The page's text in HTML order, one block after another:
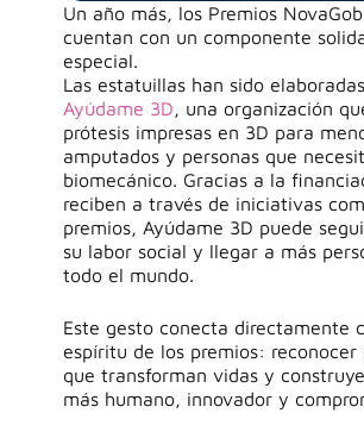
Un año más, los Premios
cuentan con un componente
especial.
Las estatuillas han sido
Ayúdame 3D, una organización
prótesis impresas en 3D para
amputados y personas que
biomecánico. Gracias a la
reciben a través de iniciativas
premios, Ayúdame 3D puede
su labor social y llegar a más
todo el mundo.
Este gesto conecta directamente
espíritu de los premios: reconocer
que transforman vidas y
más humano, innovador y